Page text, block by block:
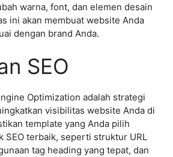
warna, font, dan elemen desain
ini akan membuat website Anda
dengan brand Anda.
SEO
Optimization adalah strategi
visibilitas website Anda di
template yang Anda pilih
SEO terbaik, seperti struktur URL
tag heading yang tepat, dan